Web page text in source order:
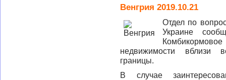
Венгрия 2019.10.21
Отдел по
Украине
недвижимости вблизи
границы.
В случае